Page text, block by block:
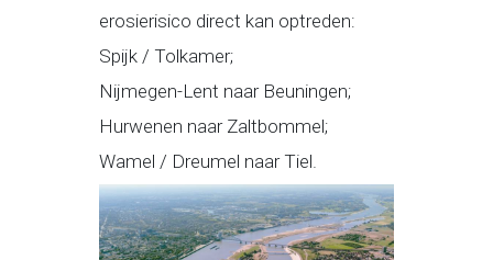
erosierisico direct kan optreden:
Spijk / Tolkamer;
Nijmegen-Lent naar Beuningen;
Hurwenen naar Zaltbommel;
Wamel / Dreumel naar Tiel.